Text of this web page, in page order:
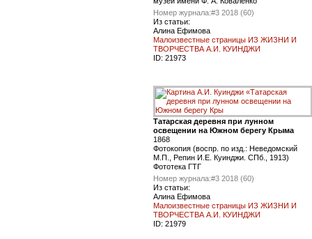
Номер журнала:#3 2018 (60)
Из статьи:
Алина Ефимова
Малоизвестные страницы ИЗ ЖИЗНИ И
ТВОРЧЕСТВА А.И. КУИНДЖИ
ID: 21973
Татарская деревня при лунном
освещении на Южном берегу Крыма
1868
Фотокопия (воспр. по изд.: Неведомский
М.П., Репин И.Е. Куинджи. СПб., 1913)
Фототека ГТГ
Номер журнала:#3 2018 (60)
Из статьи:
Алина Ефимова
Малоизвестные страницы ИЗ ЖИЗНИ И
ТВОРЧЕСТВА А.И. КУИНДЖИ
ID: 21979